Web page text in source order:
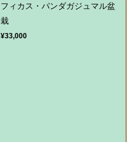
フィカス・パンダガジュマル盆
栽
¥33,000